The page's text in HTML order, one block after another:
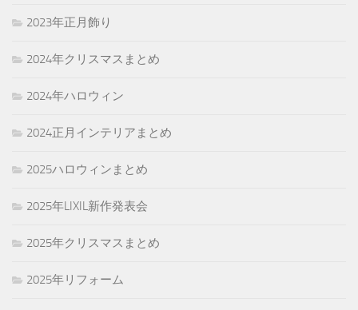
2023年正月飾り
2024年クリスマスまとめ
2024年ハロウィン
2024正月インテリアまとめ
2025ハロウィンまとめ
2025年LIXIL新作発表会
2025年クリスマスまとめ
2025年リフォーム